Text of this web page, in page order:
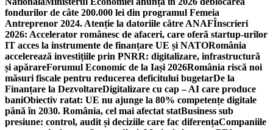
fondurilor de câte 200.000 lei din programul Femeia
Antreprenor 2024. Atenție la datoriile către ANAFÎnscrieri
2026: Accelerator românesc de afaceri, care oferă startup-urilor
IT acces la instrumente de finanțare UE și NATORomânia
accelerează investițiile prin PNRR: digitalizare, infrastructură
și apărareForumul Economic de la Iași 2026România riscă noi
măsuri fiscale pentru reducerea deficitului bugetarDe la
Finanțare la DezvoltareDigitalizare cu cap – AI care produce
baniObiectiv ratat: UE nu ajunge la 80% competențe digitale
până în 2030. România, cel mai afectat statBusiness sub
presiune: control, audit și deciziile care fac diferențaCompaniile